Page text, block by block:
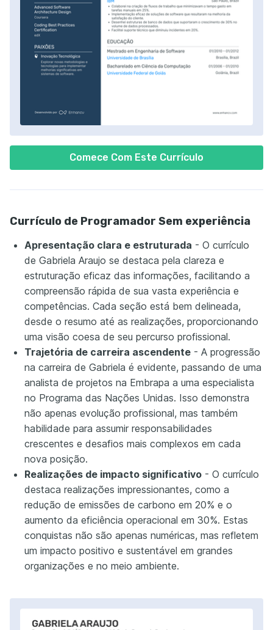
Comece Com Este Currículo
Currículo de Programador Sem experiência
Apresentação clara e estruturada - O currículo
de Gabriela Araujo se destaca pela clareza e
estruturação eficaz das informações, facilitando a
compreensão rápida de sua vasta experiência e
competências. Cada seção está bem delineada,
desde o resumo até as realizações, proporcionando
uma visão coesa de seu percurso profissional.
Trajetória de carreira ascendente - A progressão
na carreira de Gabriela é evidente, passando de uma
analista de projetos na Embrapa a uma especialista
no Programa das Nações Unidas. Isso demonstra
não apenas evolução profissional, mas também
habilidade para assumir responsabilidades
crescentes e desafios mais complexos em cada
nova posição.
Realizações de impacto significativo - O currículo
destaca realizações impressionantes, como a
redução de emissões de carbono em 20% e o
aumento da eficiência operacional em 30%. Estas
conquistas não são apenas numéricas, mas refletem
um impacto positivo e sustentável em grandes
organizações e no meio ambiente.